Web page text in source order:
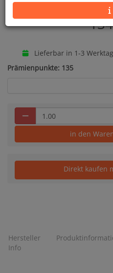
Lieferbar in 1-3
Prämienpunkte: 135
in den
Direkt kaufen
Hersteller
Info